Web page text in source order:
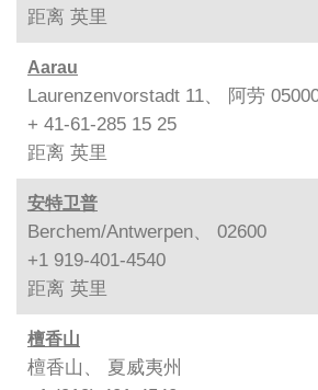
距离 英里
Aarau
Laurenzenvorstadt 11、 阿劳
+ 41-61-285 15 25
距离 英里
安特卫普
Berchem/Antwerpen、 02600
+1 919-401-4540
距离 英里
檀香山
檀香山、 夏威夷州